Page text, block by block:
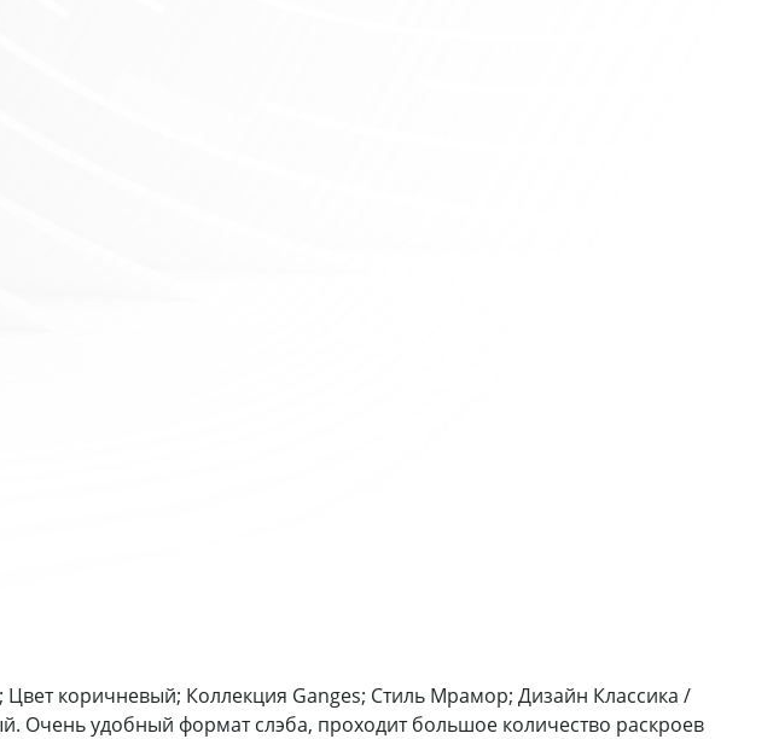
коричневый; Коллекция Ganges; Стиль Мрамор; Дизайн Классика /
удобный формат слэба, проходит большое количество раскроев